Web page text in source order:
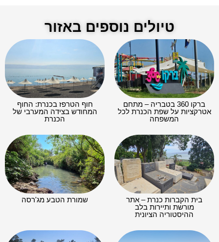
טיולים נוספים באזור
ברקו 360 בטבריה – מתחם
אטרקציות על שפת הכנרת לכל
המשפחה
חוף הטרפז בכנרת: החוף
המחודש בצידה המערבי של
הכנרת
בית הקברות כנרת – אתר
מורשת ותיירות בלב
ההיסטוריה הציונית
שמורת הטבע מג'רסה